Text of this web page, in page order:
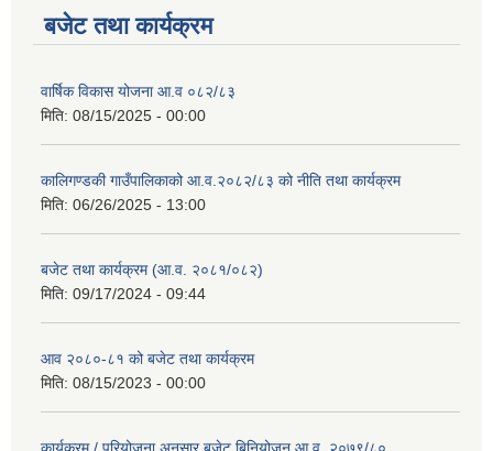
बजेट तथा कार्यक्रम
वार्षिक विकास योजना आ.व ०८२/८३
मिति: 08/15/2025 - 00:00
कालिगण्डकी गाउँपालिकाको आ.व.२०८२/८३ को नीति तथा कार्यक्रम
मिति: 06/26/2025 - 13:00
बजेट तथा कार्यक्रम (आ.व. २०८१/०८२)
मिति: 09/17/2024 - 09:44
आव २०८०-८१ को बजेट तथा कार्यक्रम
मिति: 08/15/2023 - 00:00